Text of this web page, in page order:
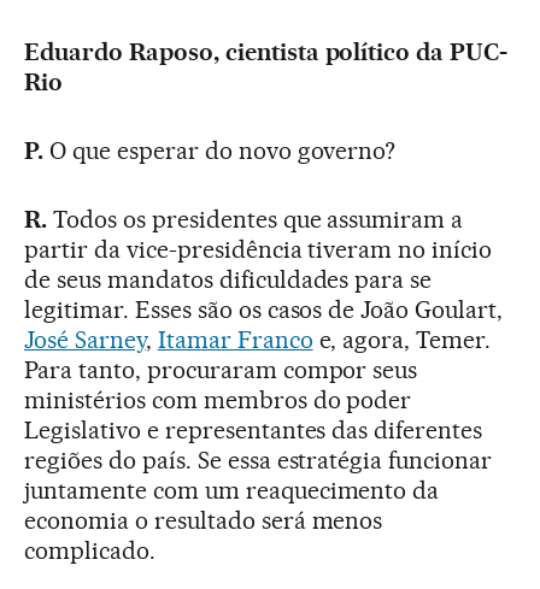
Eduardo Raposo, cientista político da PUC-
Rio
P.O que esperar do novo governo?
R.Todos os presidentes que assumiram a
partir da vice-presidência tiveram no início
de seus mandatos dificuldades para se
legitimar. Esses são os casos de João Goulart,
José Sarney, Itamar Franco e, agora, Temer.
Para tanto, procuraram compor seus
ministérios com membros do poder
Legislativo e representantes das diferentes
regiões do país. Se essa estratégia funcionar
juntamente com um reaquecimento da
economia o resultado será menos
complicado.